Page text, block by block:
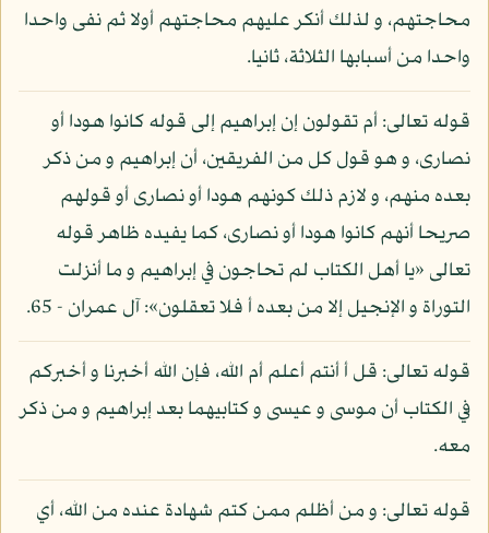
محاجتهم، و لذلك أنكر عليهم محاجتهم أولا ثم نفى واحدا
واحدا من أسبابها الثلاثة، ثانيا.
قوله تعالى: أم تقولون إن إبراهيم إلى قوله كانوا هودا أو
نصارى، و هو قول كل من الفريقين، أن إبراهيم و من ذكر
بعده منهم، و لازم ذلك كونهم هودا أو نصارى أو قولهم
صريحا أنهم كانوا هودا أو نصارى، كما يفيده ظاهر قوله
تعالى «يا أهل الكتاب لم تحاجون في إبراهيم و ما أنزلت
التوراة و الإنجيل إلا من بعده أ فلا تعقلون»: آل عمران - 65.
قوله تعالى: قل أ أنتم أعلم أم الله، فإن الله أخبرنا و أخبركم
في الكتاب أن موسى و عيسى و كتابيهما بعد إبراهيم و من ذكر
معه.
قوله تعالى: و من أظلم ممن كتم شهادة عنده من الله، أي